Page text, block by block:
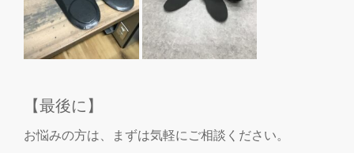
【最後に】
お悩みの方は、まずは気軽にご相談ください。